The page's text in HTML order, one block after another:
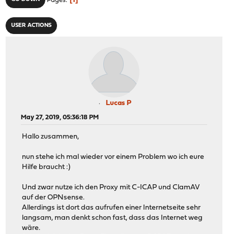
USER ACTIONS
Lucas P
May 27, 2019, 05:36:18 PM
Hallo zusammen,
nun stehe ich mal wieder vor einem Problem wo ich eure
Hilfe braucht :)
Und zwar nutze ich den Proxy mit C-ICAP und ClamAV
auf der OPNsense.
Allerdings ist dort das aufrufen einer Internetseite sehr
langsam, man denkt schon fast, dass das Internet weg
wäre.